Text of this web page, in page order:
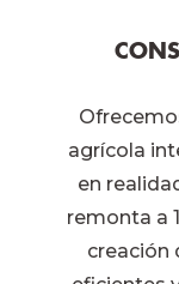
agrícola
en
remonta a
creación